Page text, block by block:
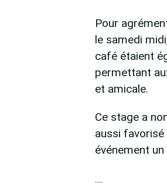
Pour
le samedi
café étaient
permettant
et amicale.
Ce stage a
aussi favorisé
événement